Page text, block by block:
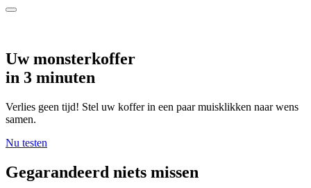
Uw monsterkoffer
in 3 minuten
Verlies geen tijd! Stel uw koffer in een paar muisklikken naar wens
samen.
Nu testen
Gegarandeerd niets missen